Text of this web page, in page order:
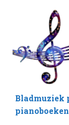
Bladmuziek